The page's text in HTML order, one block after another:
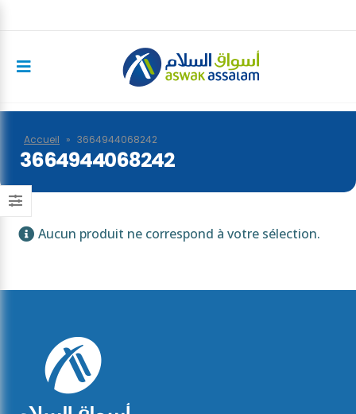
Accueil » 3664944068242
3664944068242
Aucun produit ne correspond à votre sélection.